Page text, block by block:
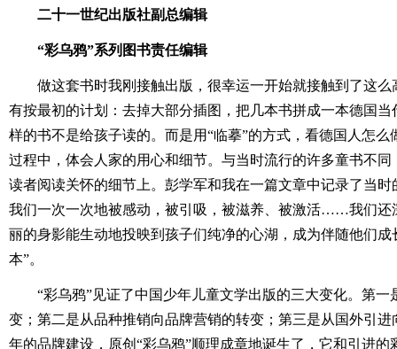
二十一世纪出版社副总编辑
“彩乌鸦”系列图书责任编辑
做这套书时我刚接触出版，很幸运一开始就接触到了这
有按最初的计划：去掉大部分插图，把几本书拼成一本德国
样的书不是给孩子读的。而是用“临摹”的方式，看德国人怎
过程中，体会人家的用心和细节。与当时流行的许多童书不
读者阅读关怀的细节上。彭学军和我在一篇文章中记录了当
我们一次一次地被感动，被引吸，被滋养、被激活……我们还
丽的身影能生动地投映到孩子们纯净的心湖，成为伴随他们
本”。
“彩乌鸦”见证了中国少年儿童文学出版的三大变化。第
变；第二是从品种推销向品牌营销的转变；第三是从国外引
年的品牌建设，原创“彩乌鸦”顺理成章地诞生了，它和引进